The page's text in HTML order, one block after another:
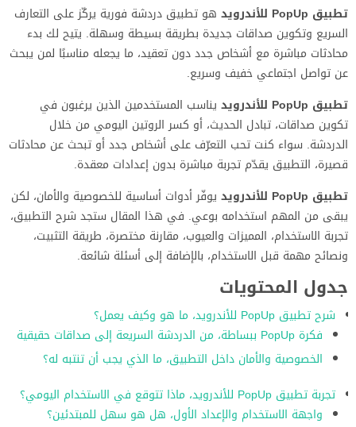
تطبيق PopUp للأندرويد
هو تطبيق دردشة فورية يركّز على التعارف
السريع وتكوين صداقات جديدة بطريقة بسيطة وسهلة. يتيح لك بدء
محادثات مباشرة مع أشخاص جدد دون تعقيد، ما يجعله مناسبًا لمن يبحث
عن تواصل اجتماعي خفيف وسريع.
تطبيق PopUp للأندرويد
يناسب المستخدمين الذين يرغبون في
تكوين صداقات، تبادل الحديث، أو كسر الروتين اليومي من خلال
الدردشة. سواء كنت تحب التعرّف على أشخاص جدد أو تبحث عن محادثات
قصيرة، التطبيق يقدّم تجربة مباشرة بدون إعدادات معقدة.
تطبيق PopUp للأندرويد
يوفّر أدوات أساسية للخصوصية والأمان، لكن
يبقى من المهم استخدامه بوعي. في هذا المقال ستجد شرح التطبيق،
تجربة الاستخدام، المميزات والعيوب، مقارنة مختصرة، طريقة التثبيت،
ونصائح مهمة قبل الاستخدام، بالإضافة إلى أسئلة شائعة.
جدول المحتويات
شرح تطبيق PopUp للأندرويد، ما هو وكيف يعمل؟
فكرة PopUp ببساطة، من الدردشة السريعة إلى صداقات حقيقية
الخصوصية والأمان داخل التطبيق، ما الذي يجب أن تنتبه له؟
تجربة تطبيق PopUp للأندرويد، ماذا تتوقع في الاستخدام اليومي؟
واجهة الاستخدام والإعداد الأول، هل هو سهل للمبتدئين؟